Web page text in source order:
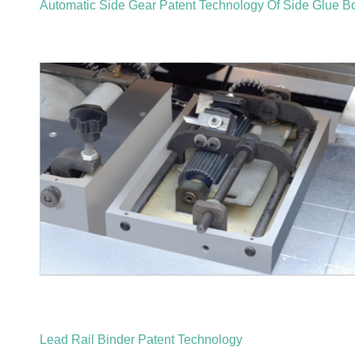
Automatic Side Gear Patent Technology Of Side Glue
Lead Rail Binder Patent Technology